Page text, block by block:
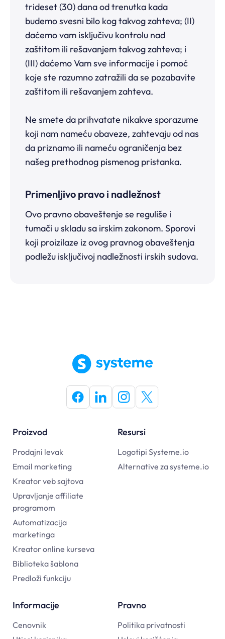
trideset (30) dana od trenutka kada
budemo svesni bilo kog takvog zahteva; (II)
daćemo vam isključivu kontrolu nad
zaštitom ili rešavanjem takvog zahteva; i
(III) daćemo Vam sve informacije i pomoć
koje ste razumno zatražili da se pozabavite
zaštitom ili rešavanjem zahteva.
Ne smete da prihvatate nikakve sporazume
koji nam nameću obaveze, zahtevaju od nas
da priznamo ili nameću ograničenja bez
našeg prethodnog pismenog pristanka.
Primenljivo pravo i nadležnost
Ovo pravno obaveštenje se reguliše i
tumači u skladu sa irskim zakonom. Sporovi
koji proizilaze iz ovog pravnog obaveštenja
podležu isključivoj nadležnosti irskih sudova.
Proizvod
Prodajni levak
Email marketing
Kreator veb sajtova
Upravljanje affiliate
programom
Automatizacija
marketinga
Kreator online kurseva
Biblioteka šablona
Predloži funkciju
Resursi
Logotipi Systeme.io
Alternative za systeme.io
Informacije
Cenovnik
Pravno
Politika privatnosti